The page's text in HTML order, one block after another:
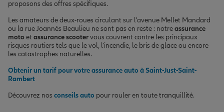
proposons des offres spécifiques.
Les amateurs de deux-roues circulant sur l'avenue Mellet Mandard
ou la rue Joannès Beaulieu ne sont pas en reste : notreassurance
moto et assurance scootervous couvrent contre les principaux
risques routiers tels que le vol, l'incendie, le bris de glace ou encore
les catastrophes naturelles.
Obtenir un tarif pour votre assurance auto à Saint-Just-Saint-
Rambert
Découvrez nos conseils auto pour rouler en toute tranquillité.